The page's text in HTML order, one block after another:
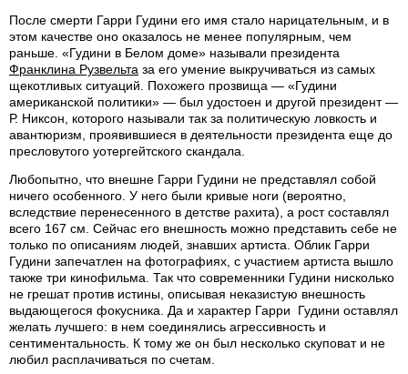
После смерти Гарри Гудини его имя стало нарицательным, и в
этом качестве оно оказалось не менее популярным, чем
раньше. «Гудини в Белом доме» называли президента
Франклина Рузвельта за его умение выкручиваться из самых
щекотливых ситуаций. Похожего прозвища — «Гудини
американской политики» — был удостоен и другой президент —
Р. Никсон, которого называли так за политическую ловкость и
авантюризм, проявившиеся в деятельности президента еще до
пресловутого уотергейтского скандала.
Любопытно, что внешне Гарри Гудини не представлял собой
ничего особенного. У него были кривые ноги (вероятно,
вследствие перенесенного в детстве рахита), а рост составлял
всего 167 см. Сейчас его внешность можно представить себе не
только по описаниям людей, знавших артиста. Облик Гарри
Гудини запечатлен на фотографиях, с участием артиста вышло
также три кинофильма. Так что современники Гудини нисколько
не грешат против истины, описывая неказистую внешность
выдающегося фокусника. Да и характер Гарри Гудини оставлял
желать лучшего: в нем соединялись агрессивность и
сентиментальность. К тому же он был несколько скуповат и не
любил расплачиваться по счетам.